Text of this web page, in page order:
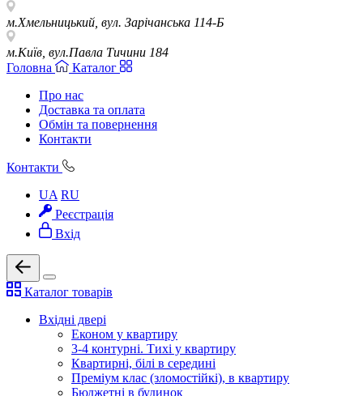
м.Хмельницький, вул. Зарічанська 114-Б
м.Київ, вул.Павла Тичини 184
Головна
Каталог
Про нас
Доставка та оплата
Обмін та повернення
Контакти
Контакти
UA RU
Реєстрація
Вхід
Каталог товарів
Вхідні двері
Економ у квартиру
3-4 контурні. Тихі у квартиру
Квартирні, білі в середині
Преміум клас (зломостійкі), в квартиру
Бюджетні в будинок